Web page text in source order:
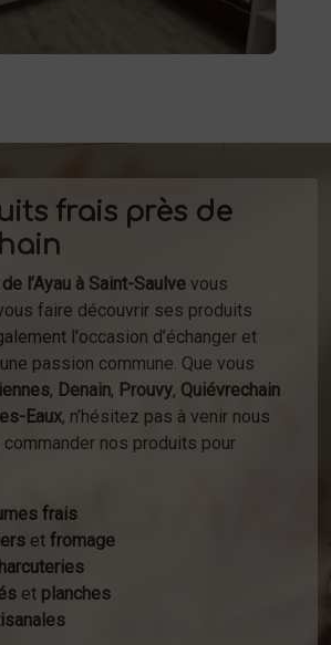
frais près de
l’Ayau à Saint-Saulve vous
faire découvrir ses produits
l'occasion d’échanger et
passion commune. Que vous
, Denain, Prouvy, Quiévrechain
Eaux, n’hésitez pas à venir nous
nos produits pour
frais
et fromage
et planches